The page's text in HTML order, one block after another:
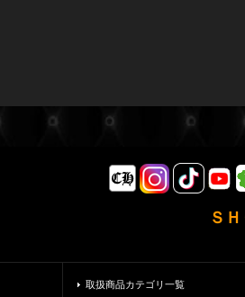
Ｓ
取扱商品カテゴリ一覧